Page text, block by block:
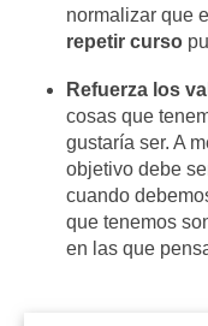
normalizar que
repetir curso
Refuerza los
cosas que
gustaría ser. A
objetivo debe
cuando
que tenemos
en las que